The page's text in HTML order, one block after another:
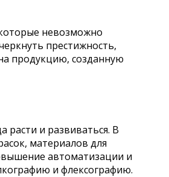
невозможно
престижность,
продукцию, созданную
расти и развиваться. В
материалов для
автоматизации и
и флексографию.